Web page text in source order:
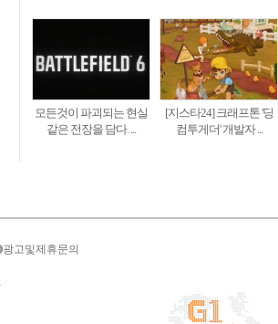
모든것이 파괴되는 현실
같은 전장을 담다. ...
[지스타24] 크래프톤 '딩
컴투게더' 개발자 ...
광고및제휴문의